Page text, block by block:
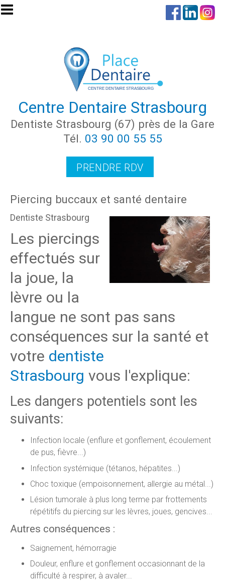
Aller au contenu principal
Centre Dentaire Strasbourg
Dentiste Strasbourg (67) près de la Gare
Tél. 03 90 00 55 55
PRENDRE RDV
Piercing buccaux et santé dentaire
Dentiste Strasbourg
Les piercings
effectués sur
la joue, la
lèvre ou la
langue ne sont pas sans
conséquences sur la santé et
votre dentiste
Strasbourg vous l'explique:
Les dangers potentiels sont les
suivants:
Infection locale (enflure et gonflement, écoulement
de pus, fièvre...)
Infection systémique (tétanos, hépatites...)
Choc toxique (empoisonnement, allergie au métal...)
Lésion tumorale à plus long terme par frottements
répétitifs du piercing sur les lèvres, joues, gencives...
Autres conséquences :
Saignement, hémorragie
Douleur, enflure et gonflement occasionnant de la
difficulté à respirer, à avaler...